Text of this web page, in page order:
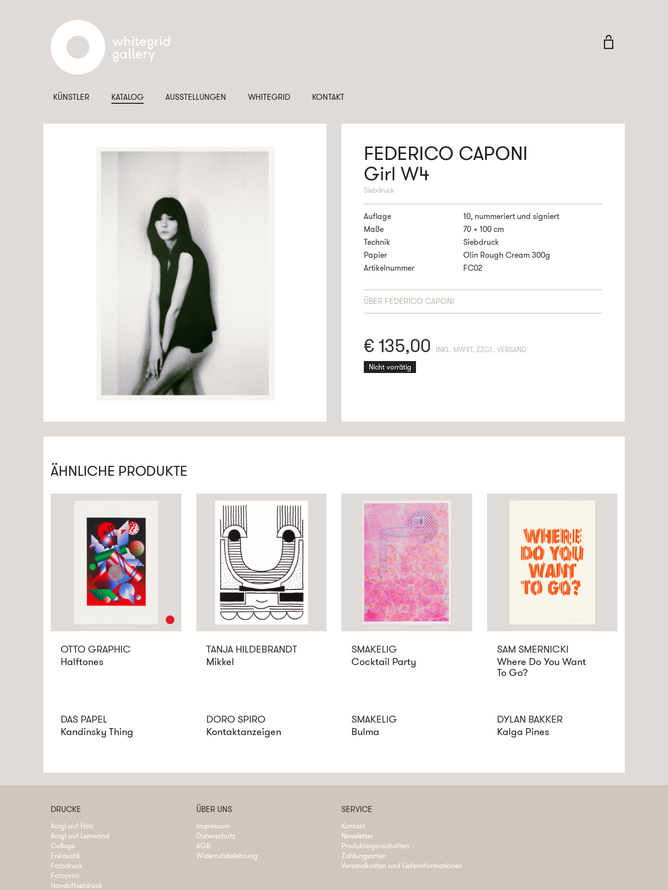
KÜNSTLER KATALOG AUSSTELLUNGEN WHITEGRID KONTAKT
FEDERICO CAPONI
Girl W4
Siebdruck
Auflage
10, nummeriert und signiert
Maße
70 x 100 cm
Technik
Siebdruck
Papier
Olin Rough Cream 300g
Artikelnummer
FC02
ÜBER FEDERICO CAPONI
€ 135,00
Nicht vorrätig
ÄHNLICHE PRODUKTE
OTTO GRAPHIC
Halftones
TANJA HILDEBRANDT
Mikkel
SMAKELIG
Cocktail Party
SAM SMERNICKI
Where Do You Want
To Go?
DAS PAPEL
Kandinsky Thing
DORO SPIRO
Kontaktanzeigen
SMAKELIG
Bulma
DYLAN BAKKER
Kalga Pines
DRUCKE
Acryl auf Holz
Acryl auf Leinwand
Collage
Enkaustik
Fotodruck
Fotoprint
Handoffsetdruck
ÜBER UNS
Impressum
Datenschutz
AGB
Widerrufsbelehrung
SERVICE
Kontakt
Newsletter
Produkteigenschaften
Zahlungsarten
Versandkosten und Lieferinformationen